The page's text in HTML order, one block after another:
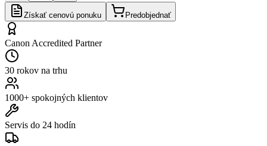
Získať cenovú ponuku Predobjednať
Canon Accredited Partner
30 rokov na trhu
1000+ spokojných klientov
Servis do 24 hodín